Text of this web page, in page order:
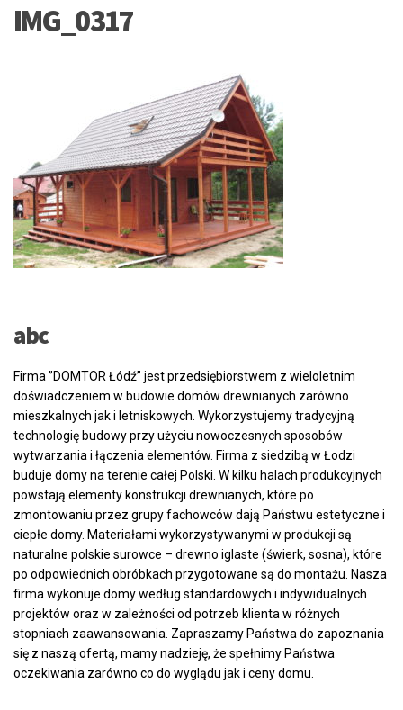
IMG_0317
abc
Firma ”DOMTOR Łódź” jest przedsiębiorstwem z wieloletnim
doświadczeniem w budowie domów drewnianych zarówno
mieszkalnych jak i letniskowych. Wykorzystujemy tradycyjną
technologię budowy przy użyciu nowoczesnych sposobów
wytwarzania i łączenia elementów. Firma z siedzibą w Łodzi
buduje domy na terenie całej Polski. W kilku halach produkcyjnych
powstają elementy konstrukcji drewnianych, które po
zmontowaniu przez grupy fachowców dają Państwu estetyczne i
ciepłe domy. Materiałami wykorzystywanymi w produkcji są
naturalne polskie surowce – drewno iglaste (świerk, sosna), które
po odpowiednich obróbkach przygotowane są do montażu. Nasza
firma wykonuje domy według standardowych i indywidualnych
projektów oraz w zależności od potrzeb klienta w różnych
stopniach zaawansowania. Zapraszamy Państwa do zapoznania
się z naszą ofertą, mamy nadzieję, że spełnimy Państwa
oczekiwania zarówno co do wyglądu jak i ceny domu.